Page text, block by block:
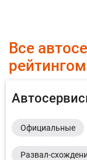
Все
Официальные
Развал-